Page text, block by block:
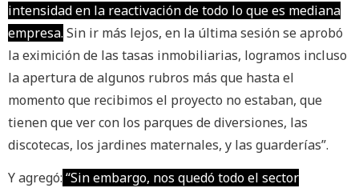
intensidad en la reactivación de todo lo que es mediana
empresa. Sin ir más lejos, en la última sesión se aprobó
la eximición de las tasas inmobiliarias, logramos incluso
la apertura de algunos rubros más que hasta el
momento que recibimos el proyecto no estaban, que
tienen que ver con los parques de diversiones, las
discotecas, los jardines maternales, y las guarderías”.
Y agregó: “Sin embargo, nos quedó todo el sector